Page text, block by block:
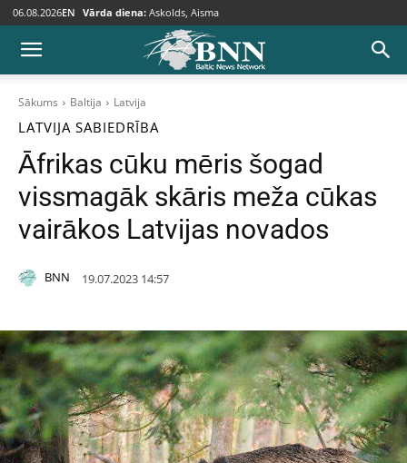
06.08.2026EN Vārda diena: Askolds, Aisma
Sākums Baltija Latvija
LATVIJA SABIEDRĪBA
Āfrikas cūku mēris šogad
vissmagāk skāris meža cūkas
vairākos Latvijas novados
BNN 19.07.2023 14:57